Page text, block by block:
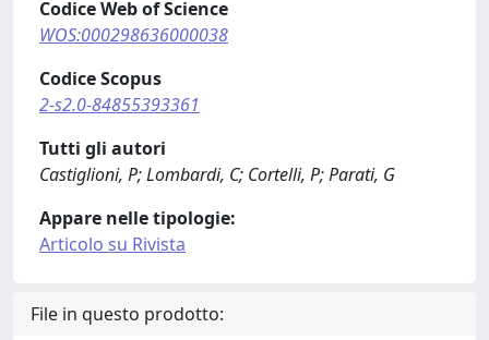
Codice Web of Science
WOS:000298636000038
Codice Scopus
2-s2.0-84855393361
Tutti gli autori
Castiglioni, P; Lombardi, C; Cortelli, P; Parati, G
Appare nelle tipologie:
Articolo su Rivista
File in questo prodotto: